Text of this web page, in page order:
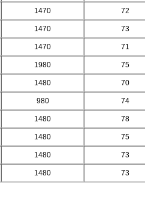
1470 72
1470 73
1470 71
1980 75
1480 70
980 74
1480 78
1480 75
1480 73
1480 73